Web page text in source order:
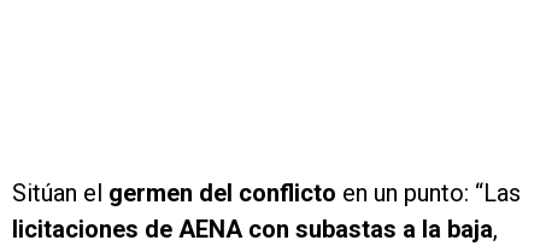
Sitúan el germen del conflicto en un punto: “Las
licitaciones de AENA con subastas a la baja,